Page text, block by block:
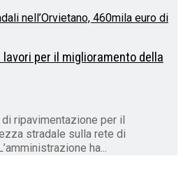
per il miglioramento della
ripavimentazione per il
stradale sulla rete di
ha...